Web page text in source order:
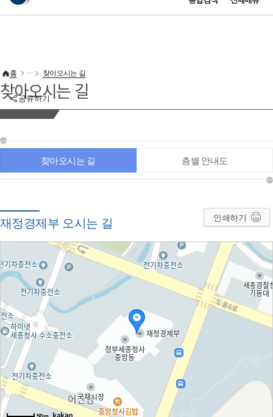
이 누리집은 대한민국 공식 전자정부 누리집입니다.
공유하기
홈 찾아오시는 길
찾아오시는 길
찾아오시는 길 층별 안내도
재정경제부 오시는 길 인쇄하기